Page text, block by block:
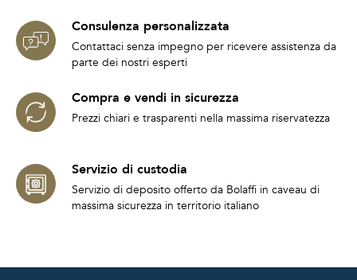
Consulenza personalizzata
Contattaci senza impegno per ricevere assistenza da
parte dei nostri esperti
Compra e vendi in sicurezza
Prezzi chiari e trasparenti nella massima riservatezza
Servizio di custodia
Servizio di deposito offerto da Bolaffi in caveau di
massima sicurezza in territorio italiano